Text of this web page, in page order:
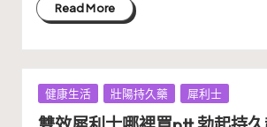
Read More
Posted
in
健康生活 壯陽持久藥 犀利士